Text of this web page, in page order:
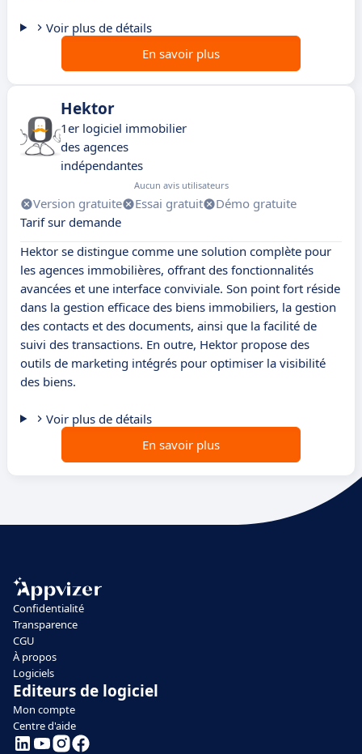
Voir plus de détails
En savoir plus
Hektor
1er logiciel immobilier
des agences
indépendantes
Aucun avis utilisateurs
Version gratuite Essai gratuit
Démo gratuite
Tarif sur demande
Hektor se distingue comme une solution complète pour
les agences immobilières, offrant des fonctionnalités
avancées et une interface conviviale. Son point fort réside
dans la gestion efficace des biens immobiliers, la gestion
des contacts et des documents, ainsi que la facilité de
suivi des transactions. En outre, Hektor propose des
outils de marketing intégrés pour optimiser la visibilité
des biens.
Voir plus de détails
En savoir plus
Confidentialité
Transparence
CGU
À propos
Logiciels
Editeurs de logiciel
Mon compte
Centre d'aide